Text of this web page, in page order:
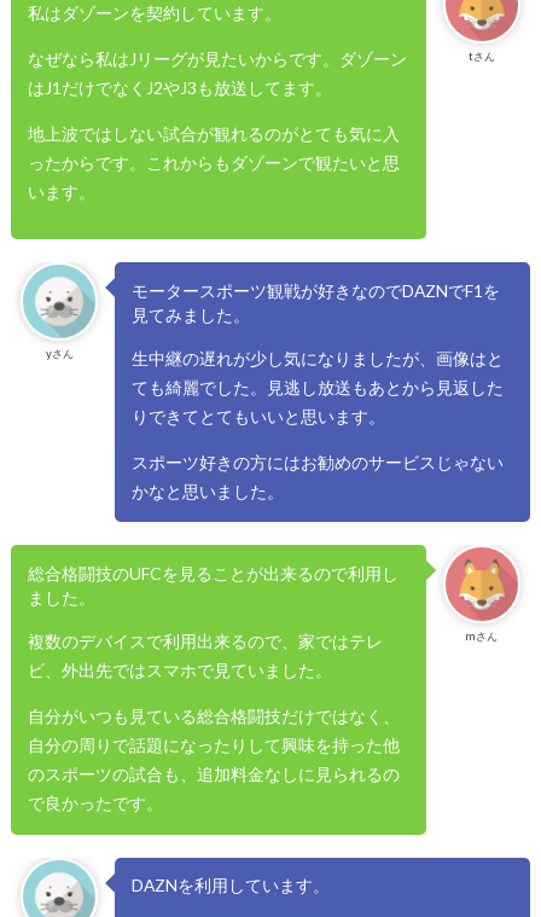
tさん
私はダゾーンを契約しています。
なぜなら私はJリーグが見たいからです。ダゾーン
はJ1だけでなくJ2やJ3も放送してます。
地上波ではしない試合が観れるのがとても気に入
ったからです。これからもダゾーンで観たいと思
います。
yさん
モータースポーツ観戦が好きなのでDAZNでF1を
見てみました。
生中継の遅れが少し気になりましたが、画像はと
ても綺麗でした。見逃し放送もあとから見返した
りできてとてもいいと思います。
スポーツ好きの方にはお勧めのサービスじゃない
かなと思いました。
mさん
総合格闘技のUFCを見ることが出来るので利用し
ました。
複数のデバイスで利用出来るので、家ではテレ
ビ、外出先ではスマホで見ていました。
自分がいつも見ている総合格闘技だけではなく、
自分の周りで話題になったりして興味を持った他
のスポーツの試合も、追加料金なしに見られるの
で良かったです。
DAZNを利用しています。